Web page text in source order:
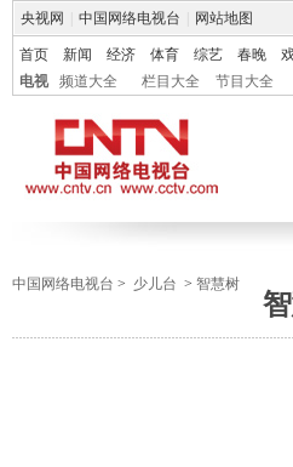
央视网 中国网络电视台 网站地图
首页 新闻 经济 体育 综艺 春晚
电视
频道大全 栏目大全 节目大全
中国网络电视台 > 少儿台 > 智慧树